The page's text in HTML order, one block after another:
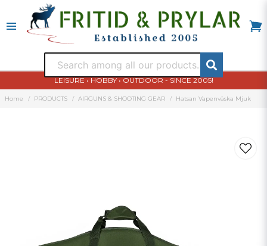
LEISURE • HOBBY • OUTDOOR - SINCE 2005!
Home PRODUCTS AIRGUNS & SHOOTING GEAR Hatsan Vapenväska Mjuk